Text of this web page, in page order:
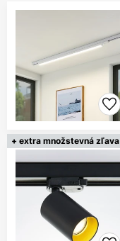
+ extra množstevná zľava